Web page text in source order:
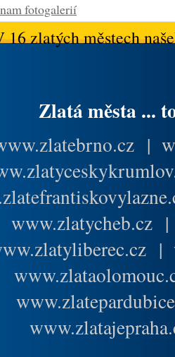
fotogalerií
zlatých městech
Zlatá města ...
|
www.zlatycheb.cz
|